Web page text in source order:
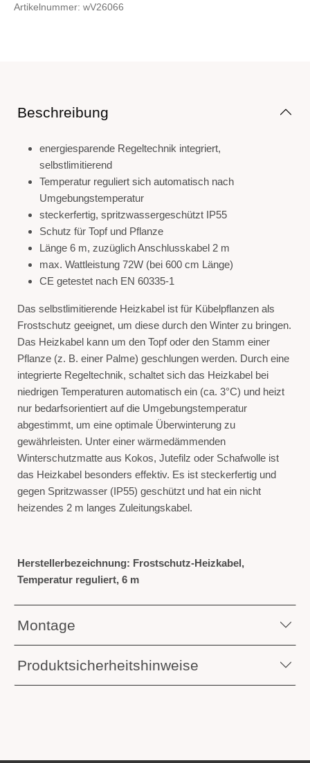
Artikelnummer: wV26066
Beschreibung
energiesparende Regeltechnik integriert,
selbstlimitierend
Temperatur reguliert sich automatisch nach
Umgebungstemperatur
steckerfertig, spritzwassergeschützt IP55
Schutz für Topf und Pflanze
Länge 6 m, zuzüglich Anschlusskabel 2 m
max. Wattleistung 72W (bei 600 cm Länge)
CE getestet nach EN 60335-1
Das selbstlimitierende Heizkabel ist für Kübelpflanzen als
Frostschutz geeignet, um diese durch den Winter zu bringen.
Das Heizkabel kann um den Topf oder den Stamm einer
Pflanze (z. B. einer Palme) geschlungen werden. Durch eine
integrierte Regeltechnik, schaltet sich das Heizkabel bei
niedrigen Temperaturen automatisch ein (ca. 3°C) und heizt
nur bedarfsorientiert auf die Umgebungstemperatur
abgestimmt, um eine optimale Überwinterung zu
gewährleisten. Unter einer wärmedämmenden
Winterschutzmatte aus Kokos, Jutefilz oder Schafwolle ist
das Heizkabel besonders effektiv. Es ist steckerfertig und
gegen Spritzwasser (IP55) geschützt und hat ein nicht
heizendes 2 m langes Zuleitungskabel.
Herstellerbezeichnung: Frostschutz-Heizkabel,
Temperatur reguliert, 6 m
Montage
Produktsicherheitshinweise